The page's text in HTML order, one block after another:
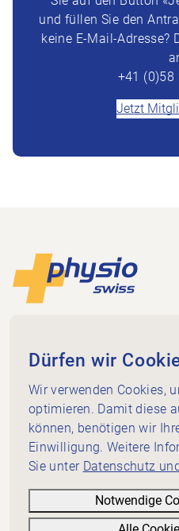
und füllen Sie den
keine E-Mail-Adresse?
+41 (0)58
Jetzt
Footer
Dammweg 3
3013 Bern
+41 58 255 36 00
info@physioswiss.ch
Social Media
Wichtiges
Wissen
Dienstleistungen
Über Physioswiss
Dürfen wir
Wir verwenden Cookies,
optimieren. Damit diese
können, benötigen wir
Einwilligung. Weitere
Sie unter Datenschutz
Notwendige